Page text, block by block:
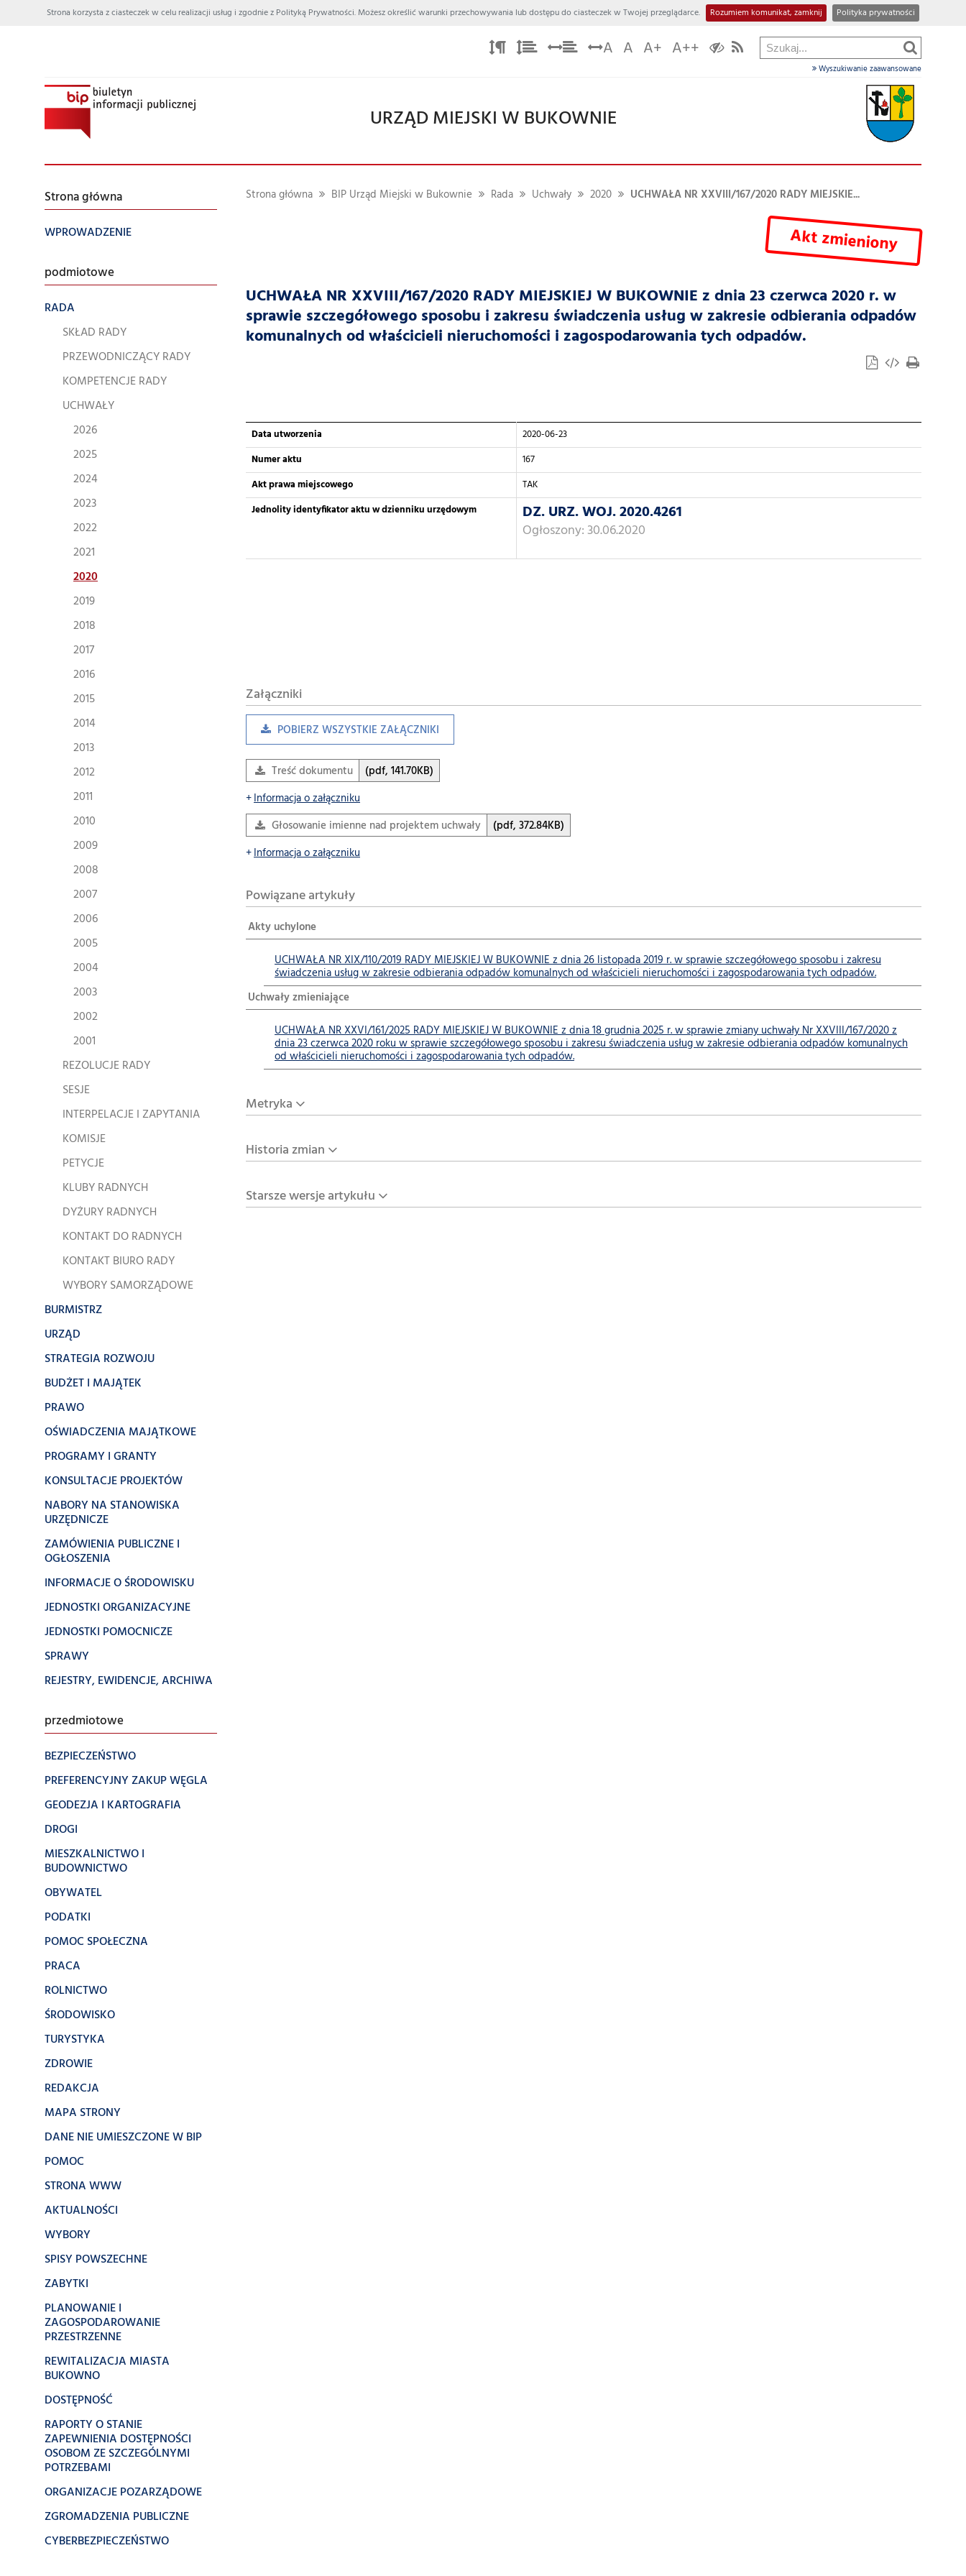
Strona korzysta z ciasteczek w celu realizacji usług i zgodnie z Polityką Prywatności. Możesz określić warunki przechowywania lub dostępu do ciasteczek w Twojej przeglądarce. Rozumiem komunikat, zamknij Polityka prywatności
A A A+ A++
Wyszukiwanie zaawansowane
URZĄD MIEJSKI W BUKOWNIE
Strona główna
WPROWADZENIE
podmiotowe
RADA
SKŁAD RADY
PRZEWODNICZĄCY RADY
KOMPETENCJE RADY
UCHWAŁY
2026
2025
2024
2023
2022
2021
2020
2019
2018
2017
2016
2015
2014
2013
2012
2011
2010
2009
2008
2007
2006
2005
2004
2003
2002
2001
REZOLUCJE RADY
SESJE
INTERPELACJE I ZAPYTANIA
KOMISJE
PETYCJE
KLUBY RADNYCH
DYŻURY RADNYCH
KONTAKT DO RADNYCH
KONTAKT BIURO RADY
WYBORY SAMORZĄDOWE
BURMISTRZ
URZĄD
STRATEGIA ROZWOJU
BUDŻET I MAJĄTEK
PRAWO
OŚWIADCZENIA MAJĄTKOWE
PROGRAMY I GRANTY
KONSULTACJE PROJEKTÓW
NABORY NA STANOWISKA
URZĘDNICZE
ZAMÓWIENIA PUBLICZNE I
OGŁOSZENIA
INFORMACJE O ŚRODOWISKU
JEDNOSTKI ORGANIZACYJNE
JEDNOSTKI POMOCNICZE
SPRAWY
REJESTRY, EWIDENCJE, ARCHIWA
przedmiotowe
BEZPIECZEŃSTWO
PREFERENCYJNY ZAKUP WĘGLA
GEODEZJA I KARTOGRAFIA
DROGI
MIESZKALNICTWO I
BUDOWNICTWO
OBYWATEL
PODATKI
POMOC SPOŁECZNA
PRACA
ROLNICTWO
ŚRODOWISKO
TURYSTYKA
ZDROWIE
REDAKCJA
MAPA STRONY
DANE NIE UMIESZCZONE W BIP
POMOC
STRONA WWW
AKTUALNOŚCI
WYBORY
SPISY POWSZECHNE
ZABYTKI
PLANOWANIE I
ZAGOSPODAROWANIE
PRZESTRZENNE
REWITALIZACJA MIASTA
BUKOWNO
DOSTĘPNOŚĆ
RAPORTY O STANIE
ZAPEWNIENIA DOSTĘPNOŚCI
OSOBOM ZE SZCZEGÓLNYMI
POTRZEBAMI
ORGANIZACJE POZARZĄDOWE
ZGROMADZENIA PUBLICZNE
CYBERBEZPIECZEŃSTWO
Strona główna BIP Urząd Miejski w Bukownie Rada Uchwały 2020 UCHWAŁA NR XXVIII/167/2020 RADY MIEJSKIE...
Akt zmieniony
UCHWAŁA NR XXVIII/167/2020 RADY MIEJSKIEJ W BUKOWNIE z dnia 23 czerwca 2020 r. w
sprawie szczegółowego sposobu i zakresu świadczenia usług w zakresie odbierania odpadów
komunalnych od właścicieli nieruchomości i zagospodarowania tych odpadów.
Data utworzenia
2020-06-23
Numer aktu
167
Akt prawa miejscowego
TAK
Jednolity identyfikator aktu w dzienniku urzędowym
DZ. URZ. WOJ. 2020.4261
Ogłoszony: 30.06.2020
Załączniki
POBIERZ WSZYSTKIE ZAŁĄCZNIKI
Treść dokumentu
(pdf, 141.70KB)
Informacja o załączniku
Głosowanie imienne nad projektem uchwały
(pdf, 372.84KB)
Informacja o załączniku
Powiązane artykuły
Akty uchylone
UCHWAŁA NR XIX/110/2019 RADY MIEJSKIEJ W BUKOWNIE z dnia 26 listopada 2019 r. w sprawie szczegółowego sposobu i zakresu
świadczenia usług w zakresie odbierania odpadów komunalnych od właścicieli nieruchomości i zagospodarowania tych odpadów.
Uchwały zmieniające
UCHWAŁA NR XXVI/161/2025 RADY MIEJSKIEJ W BUKOWNIE z dnia 18 grudnia 2025 r. w sprawie zmiany uchwały Nr XXVIII/167/2020 z
dnia 23 czerwca 2020 roku w sprawie szczegółowego sposobu i zakresu świadczenia usług w zakresie odbierania odpadów komunalnych
od właścicieli nieruchomości i zagospodarowania tych odpadów.
Metryka
Historia zmian
Starsze wersje artykułu